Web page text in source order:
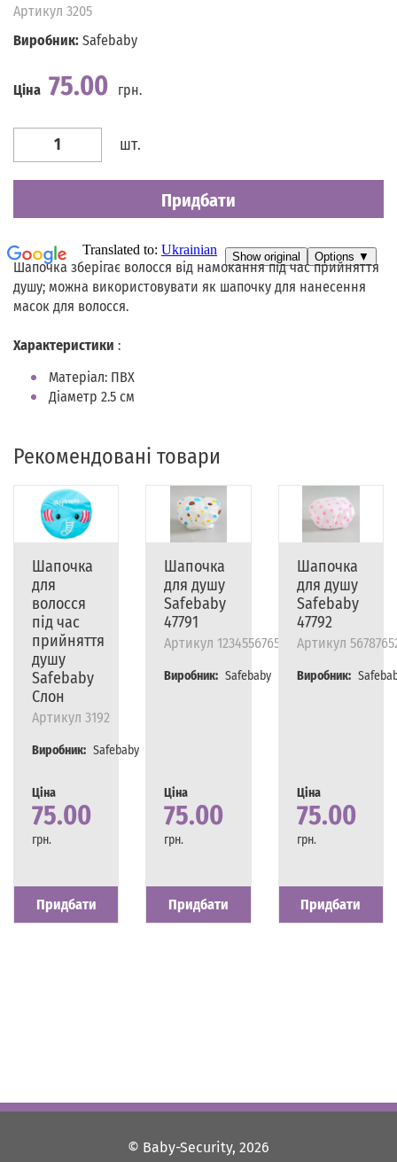
Артикул 3205
Виробник: Safebaby
Ціна 75.00
грн.
шт.
Придбати
Шапочка зберігає волосся від намокання під час прийняття
душу; можна використовувати як шапочку для нанесення
масок для волосся.
Характеристики :
Матеріал: ПВХ
Діаметр 2.5 см
Рекомендовані товари
Шапочка
для
волосся
під час
прийняття
душу
Safebaby
Слон
Артикул 3192
Виробник: Safebaby
Ціна
75.00
грн.
Наявність
Є в наявності
Придбати
Шапочка
для душу
Safebaby
47791
Артикул 12345567656787
Виробник: Safebaby
Ціна
75.00
грн.
Наявність
Є в наявності
Придбати
Шапочка
для душу
Safebaby
47792
Артикул
Виробник:
Ціна
75.00
грн.
Наявність
Є в наявності
Придбати
© Baby-Security, 2026